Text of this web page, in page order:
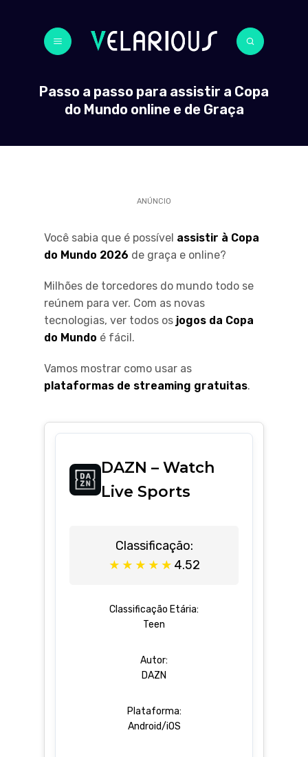
Passo a passo para assistir a Copa
do Mundo online e de Graça
ANÚNCIO
Você sabia que é possível assistir à Copa
do Mundo 2026 de graça e online?
Milhões de torcedores do mundo todo se
reúnem para ver. Com as novas
tecnologias, ver todos os jogos da Copa
do Mundo é fácil.
Vamos mostrar como usar as
plataformas de streaming gratuitas.
DAZN – Watch
Live Sports
Classificação:
★ ★ ★ ★ ★ 4.52
Classificação Etária:
Teen
Autor:
DAZN
Plataforma:
Android/iOS